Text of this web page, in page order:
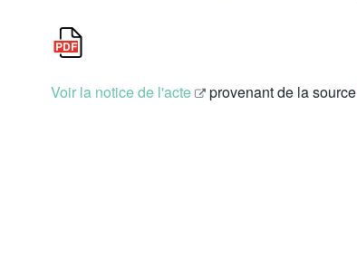
Voir la notice de l'acte provenant de la source